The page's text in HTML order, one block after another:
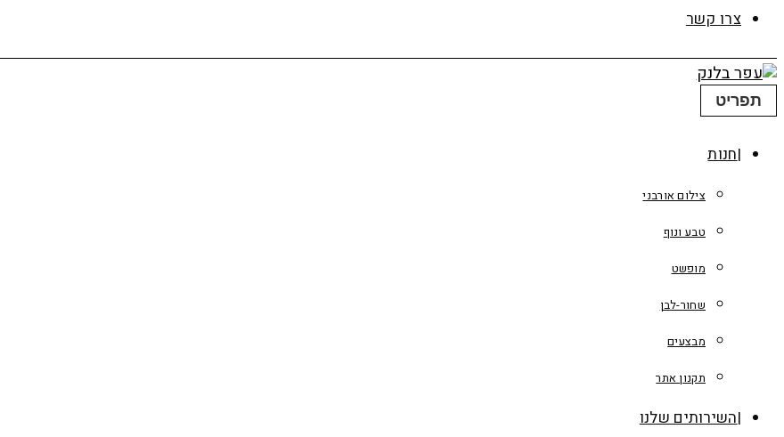
צרו קשר
תפריט
חנות
צילום אורבני
טבע ונוף
מופשט
שחור-לבן
מבצעים
תקנון אתר
השירותים שלנו